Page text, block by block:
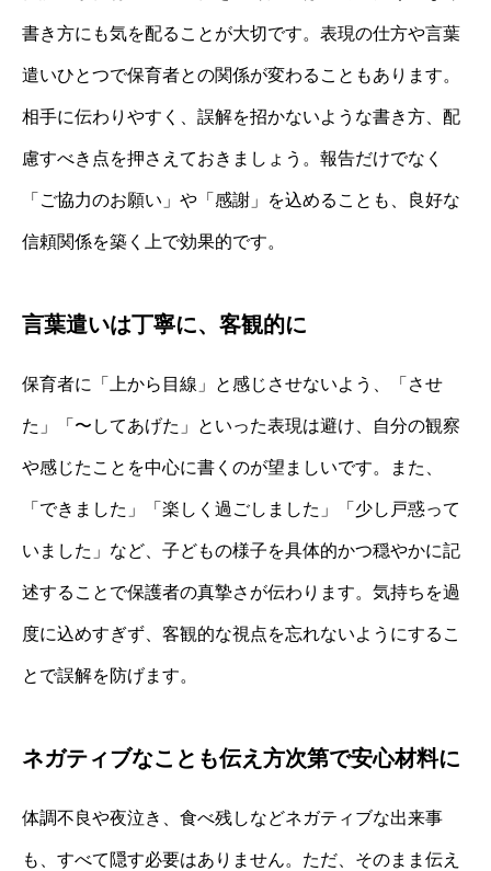
書き方にも気を配ることが大切です。表現の仕方や言葉
遣いひとつで保育者との関係が変わることもあります。
相手に伝わりやすく、誤解を招かないような書き方、配
慮すべき点を押さえておきましょう。報告だけでなく
「ご協力のお願い」や「感謝」を込めることも、良好な
信頼関係を築く上で効果的です。
言葉遣いは丁寧に、客観的に
保育者に「上から目線」と感じさせないよう、「させ
た」「〜してあげた」といった表現は避け、自分の観察
や感じたことを中心に書くのが望ましいです。また、
「できました」「楽しく過ごしました」「少し戸惑って
いました」など、子どもの様子を具体的かつ穏やかに記
述することで保護者の真摯さが伝わります。気持ちを過
度に込めすぎず、客観的な視点を忘れないようにするこ
とで誤解を防げます。
ネガティブなことも伝え方次第で安心材料に
体調不良や夜泣き、食べ残しなどネガティブな出来事
も、すべて隠す必要はありません。ただ、そのまま伝え